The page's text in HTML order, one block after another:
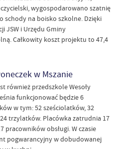
wygospodarowano szatnię
na boisko szkolne. Dzięki
JSW i Urzędu Gminy
Całkowity koszt projektu to 47,4
w Mszanie
również przedszkole Wesoły
funkcjonować będzie 6
w tym: 52 sześciolatków, 32
trzylatków. Placówka zatrudnia 17
pracowników obsługi. W czasie
pogwarancyjny w dobudowanej